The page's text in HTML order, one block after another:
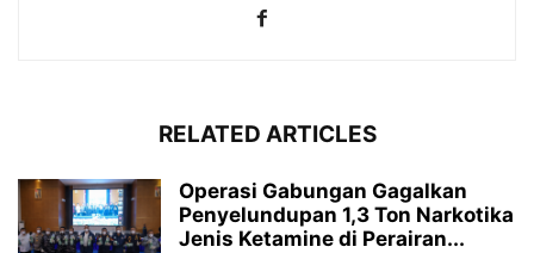
RELATED ARTICLES
Operasi Gabungan Gagalkan
Penyelundupan 1,3 Ton Narkotika
Jenis Ketamine di Perairan...